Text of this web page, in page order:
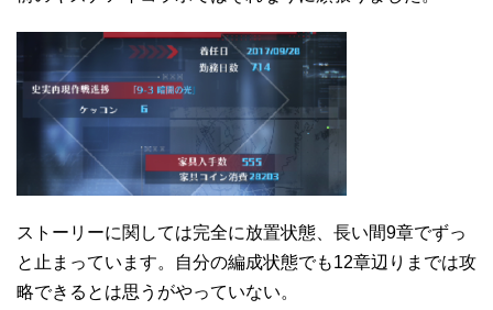
ストーリーに関しては完全に放置状態、長い間9章でずっ
と止まっています。自分の編成状態でも12章辺りまでは攻
略できるとは思うがやっていない。